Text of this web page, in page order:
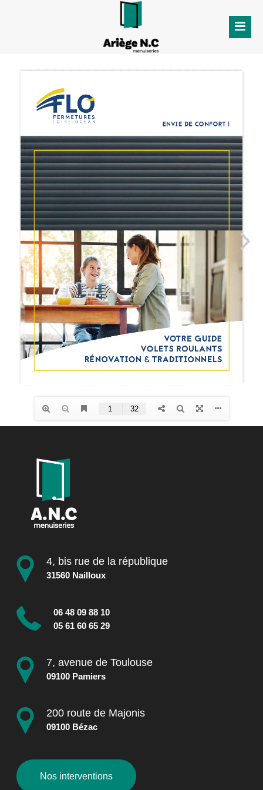
4, bis rue de la république
31560 Nailloux
06 48 09 88 10
05 61 60 65 29
7, avenue de Toulouse
09100 Pamiers
200 route de Majonis
09100 Bézac
Nos interventions